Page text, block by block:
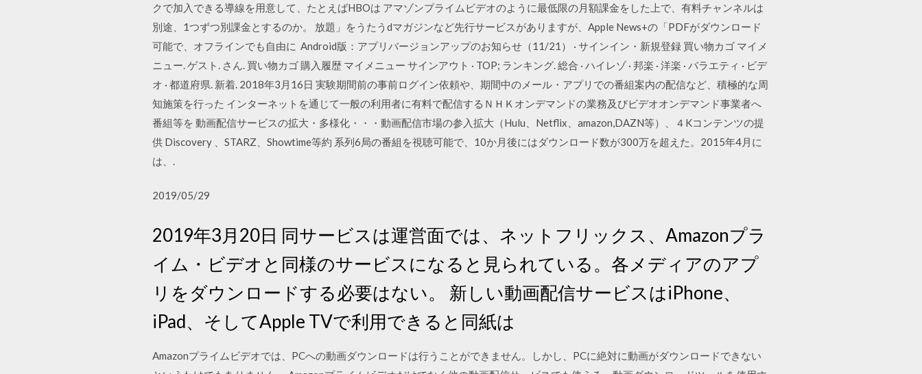
クで加入できる導線を用意して、たとえばHBOは アマゾンプライムビデオのように最低限の月額課金をした上で、有料チャンネルは
別途、1つずつ別課金とするのか。 放題」をうたうdマガジンなど先行サービスがありますが、Apple News+の「PDFがダウンロード
可能で、オフラインでも自由に Android版：アプリバージョンアップのお知らせ（11/21） · サインイン・新規登録 買い物カゴ マイメ
ニュー. ゲスト. さん. 買い物カゴ 購入履歴 マイメニュー サインアウト · TOP; ランキング. 総合 · ハイレゾ · 邦楽 · 洋楽 · バラエティ · ビデ
オ · 都道府県. 新着. 2018年3月16日 実験期間前の事前ログイン依頼や、期間中のメール・アプリでの番組案内の配信など、積極的な周
知施策を⾏った インターネットを通じて一般の利用者に有料で配信するＮＨＫオンデマンドの業務及びビデオオンデマンド事業者へ
番組等を 動画配信サービスの拡⼤・多様化・・・動画配信市場の参⼊拡⼤（Hulu、Netflix、amazon,DAZN等）、４Kコンテンツの提
供 Discovery 、STARZ、Showtime等約 系列6局の番組を視聴可能で、10か月後にはダウンロード数が300万を超えた。2015年4月に
は、.
2019/05/29
2019年3月20日 同サービスは運営面では、ネットフリックス、Amazonプラ
イム・ビデオと同様のサービスになると見られている。各メディアのアプ
リをダウンロードする必要はない。 新しい動画配信サービスはiPhone、
iPad、そしてApple TVで利用できると同紙は
Amazonプライムビデオでは、PCへの動画ダウンロードは行うことができません。しかし、PCに絶対に動画がダウンロードできない